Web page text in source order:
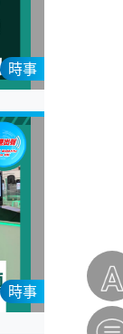
時事
時事